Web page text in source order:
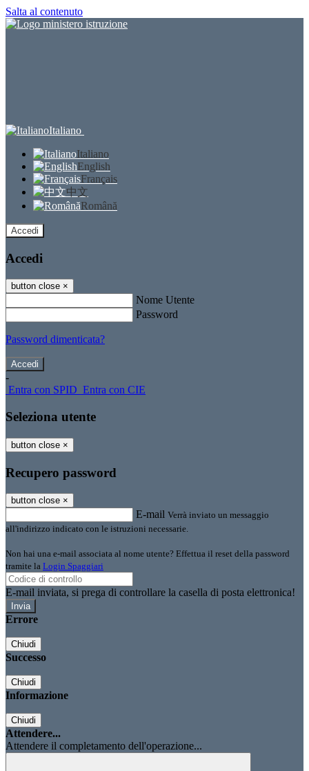
Salta al contenuto
Italiano
Italiano
English
Français
中文
Română
Accedi
Accedi
button close ×
Nome Utente
Password
Password dimenticata?
-
Entra con SPID Entra con CIE
Seleziona utente
button close ×
Recupero password
button close ×
E-mail Verrà inviato un messaggio
all'indirizzo indicato con le istruzioni necessarie.
Non hai una e-mail associata al nome utente? Effettua il reset della password
tramite la Login Spaggiari
E-mail inviata, si prega di controllare la casella di posta elettronica!
Errore
Chiudi
Successo
Chiudi
Informazione
Chiudi
Attendere...
Attendere il completamento dell'operazione...